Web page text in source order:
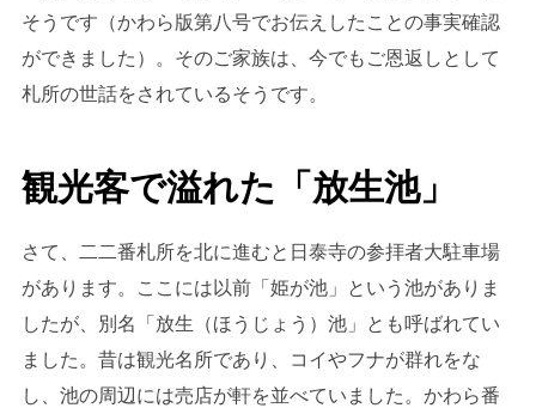
そうです（かわら版第八号でお伝えしたことの事実確認
ができました）。そのご家族は、今でもご恩返しとして
札所の世話をされているそうです。
観光客で溢れた「放生池」
さて、二二番札所を北に進むと日泰寺の参拝者大駐車場
があります。ここには以前「姫が池」という池がありま
したが、別名「放生（ほうじょう）池」とも呼ばれてい
ました。昔は観光名所であり、コイやフナが群れをな
し、池の周辺には売店が軒を並べていました。かわら番